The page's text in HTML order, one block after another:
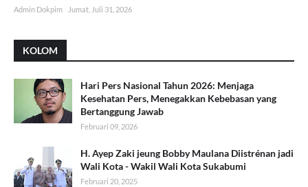
Admin Dokpim Jumat, Juli 31, 2026
KOLOM
Hari Pers Nasional Tahun 2026: Menjaga
Kesehatan Pers, Menegakkan Kebebasan yang
Bertanggung Jawab
Februari 09, 2026
H. Ayep Zaki jeung Bobby Maulana Diistrénan jadi
Wali Kota - Wakil Wali Kota Sukabumi
Februari 20, 2025